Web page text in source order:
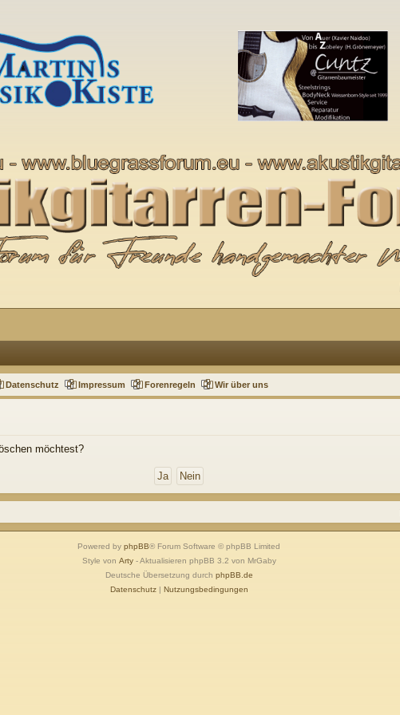
Datenschutz Impressum Forenregeln Wir über uns
möchtest?
Powered by phpBB® Forum Software © phpBB Limited
Style von Arty- Aktualisieren phpBB 3.2 von MrGaby
Deutsche Übersetzung durch phpBB.de
Datenschutz| Nutzungsbedingungen